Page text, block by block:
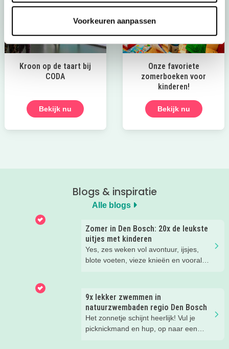
Voorkeuren aanpassen
Kroon op de taart bij
CODA
Bekijk nu
Onze favoriete
zomerboeken voor
kinderen!
Bekijk nu
Blogs & inspiratie
Alle blogs
Zomer in Den Bosch: 20x de leukste
uitjes met kinderen
Yes, zes weken vol avontuur, ijsjes,
blote voeten, vieze knieën en vooral
zomertips, een gratis bucketlist én
zelfs een exclusieve Kidsproof-deal
voor je verzameld.
9x lekker zwemmen in
natuurzwembaden regio Den Bosch
Het zonnetje schijnt heerlijk! Vul je
picknickmand en hup, op naar een